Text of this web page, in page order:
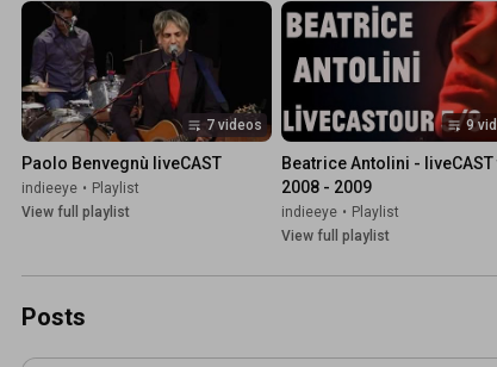
7 videos
Paolo Benvegnù liveCAST
indieeye • Playlist
View full playlist
9
Beatrice Antolini -
2008 - 2009
indieeye • Playlist
View full playlist
Posts